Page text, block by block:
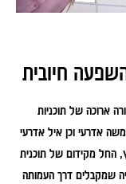
חיובית
של תוכניות
וכן איל אדרעי
מקידום של תוכנית
נוער מהפריפריה שמקבלים דרך העמותה